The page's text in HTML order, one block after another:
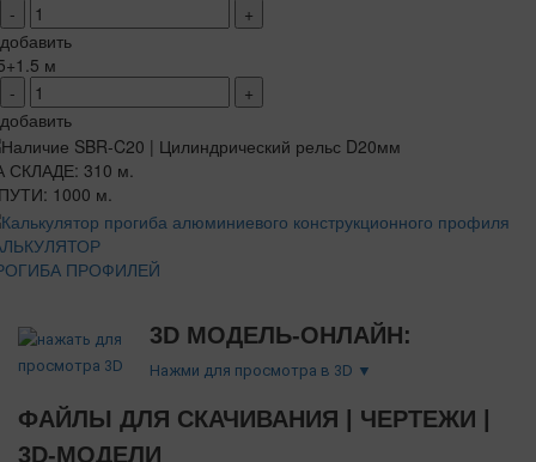
-
+
добавить
м
-
+
добавить
СКЛАДЕ: 310 м.
1000 м.
ПРОФИЛЕЙ
3D МОДЕЛЬ-ОНЛАЙН:
Нажми для просмотра в 3D ▼
ФАЙЛЫ ДЛЯ СКАЧИВАНИЯ | ЧЕРТЕЖИ |
3D-МОДЕЛИ